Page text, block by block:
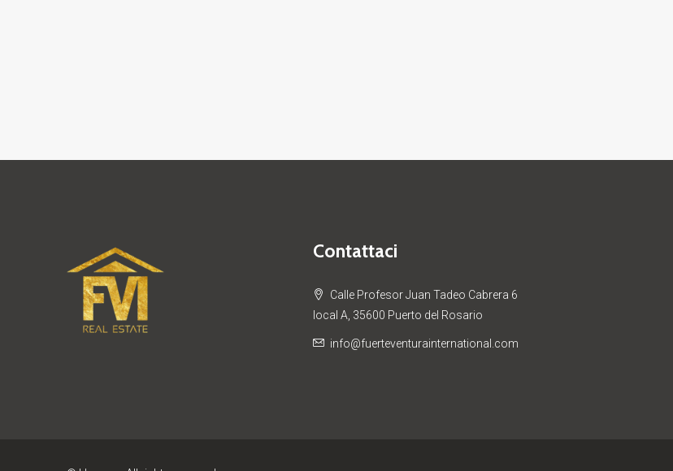
Contattaci
Calle Profesor Juan Tadeo Cabrera 6
local A, 35600 Puerto del Rosario
info@fuerteventurainternational.com